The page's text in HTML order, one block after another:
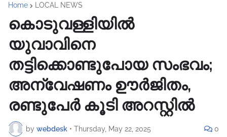
Home LOCAL NEWS
കൊടുവള്ളിയിൽ
യുവാവിനെ
തട്ടിക്കൊണ്ടുപോയ സംഭവം;
അന്വേഷണം ഊർജിതം,
രണ്ടുപേർ കൂടി അറസ്റ്റിൽ
by webdesk • Thursday, May 22, 2025 0